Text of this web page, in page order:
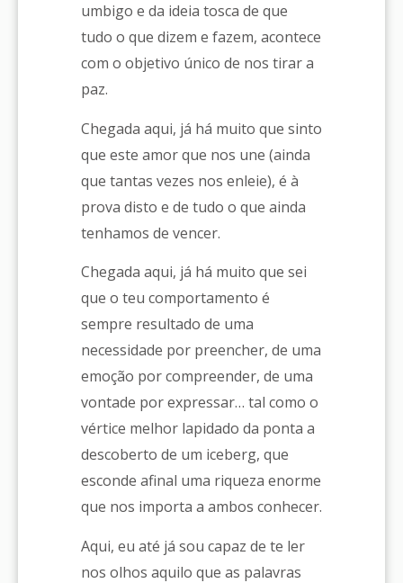
umbigo e da ideia tosca de que
tudo o que dizem e fazem, acontece
com o objetivo único de nos tirar a
paz.
Chegada aqui, já há muito que sinto
que este amor que nos une (ainda
que tantas vezes nos enleie), é à
prova disto e de tudo o que ainda
tenhamos de vencer.
Chegada aqui, já há muito que sei
que o teu comportamento é
sempre resultado de uma
necessidade por preencher, de uma
emoção por compreender, de uma
vontade por expressar… tal como o
vértice melhor lapidado da ponta a
descoberto de um iceberg, que
esconde afinal uma riqueza enorme
que nos importa a ambos conhecer.
Aqui, eu até já sou capaz de te ler
nos olhos aquilo que as palavras